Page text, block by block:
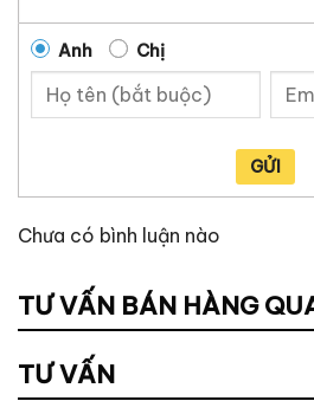
Anh Chị
GỬI
Chưa có bình luận nào
TƯ VẤN BÁN HÀNG
TƯ VẤN